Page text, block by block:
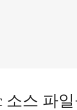
소스 파